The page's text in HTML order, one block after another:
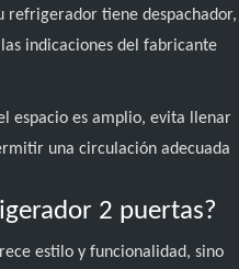
refrigerador tiene despachador,
indicaciones del fabricante
espacio es amplio, evita llenar
una circulación adecuada
2 puertas?
estilo y funcionalidad, sino